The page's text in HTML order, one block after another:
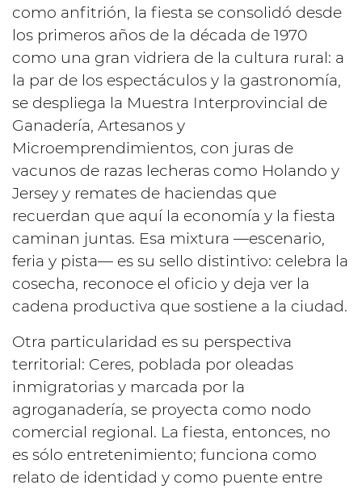
como anfitrión, la fiesta se consolidó desde
los primeros años de la década de 1970
como una gran vidriera de la cultura rural: a
la par de los espectáculos y la gastronomía,
se despliega la Muestra Interprovincial de
Ganadería, Artesanos y
Microemprendimientos, con juras de
vacunos de razas lecheras como Holando y
Jersey y remates de haciendas que
recuerdan que aquí la economía y la fiesta
caminan juntas. Esa mixtura —escenario,
feria y pista— es su sello distintivo: celebra la
cosecha, reconoce el oficio y deja ver la
cadena productiva que sostiene a la ciudad.
Otra particularidad es su perspectiva
territorial: Ceres, poblada por oleadas
inmigratorias y marcada por la
agroganadería, se proyecta como nodo
comercial regional. La fiesta, entonces, no
es sólo entretenimiento; funciona como
relato de identidad y como puente entre